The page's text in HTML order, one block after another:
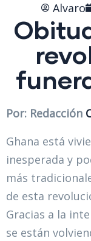
Alvaro
Por: Redacción
Ghana está
inesperada y
más
de esta
Gracias a la
se están